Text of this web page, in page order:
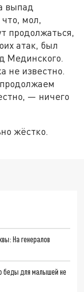
выпад
мол,
продолжаться,
атак, был
Мединского.
не известно.
— ничего
жёстко.
На генералов
беды для малышей не